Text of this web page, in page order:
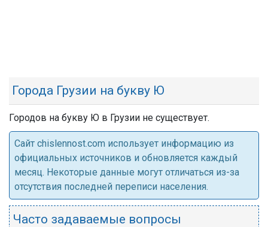
Города Грузии на букву Ю
Городов на букву Ю в Грузии не существует.
Cайт chislennost.com использует информацию из
официальных источников и обновляется каждый
месяц. Некоторые данные могут отличаться из-за
отсутствия последней переписи населения.
Часто задаваемые вопросы